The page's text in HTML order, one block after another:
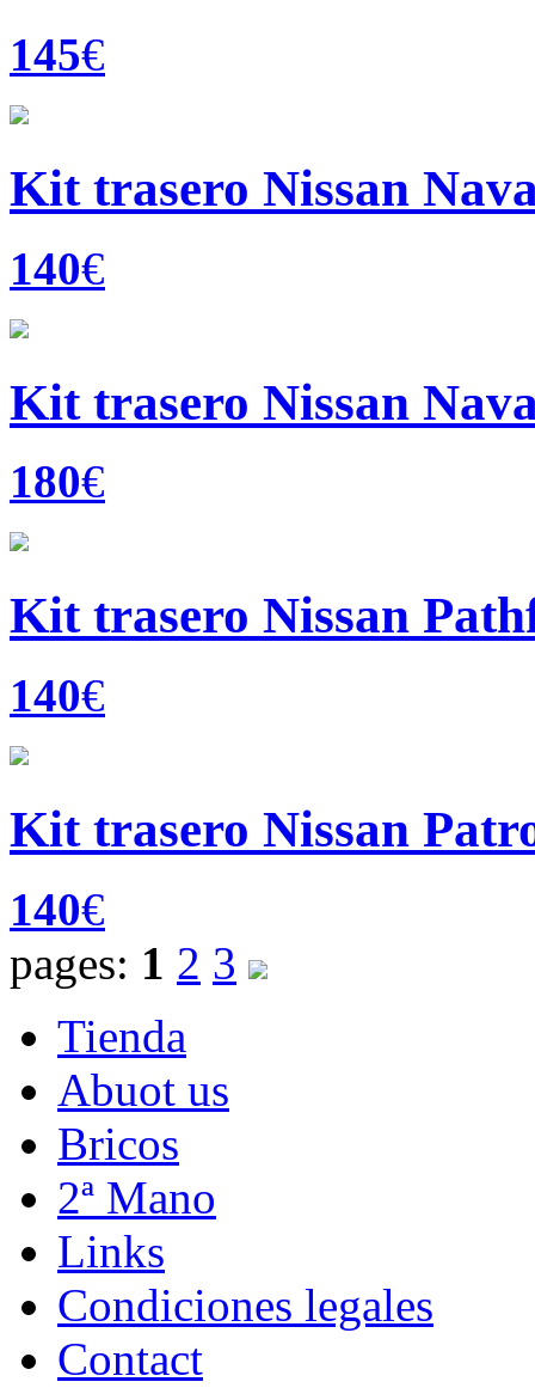
145€
Kit trasero Nissan
140€
Kit trasero Nissan
180€
Kit trasero Nissan
140€
Kit trasero Nissan
140€
pages: 1 2 3
Tienda
Abuot us
Bricos
2ª Mano
Links
Condiciones legales
Contact